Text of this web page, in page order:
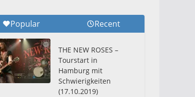
Popular Recent
THE NEW ROSES –
Tourstart in
Hamburg mit
Schwierigkeiten
(17.10.2019)